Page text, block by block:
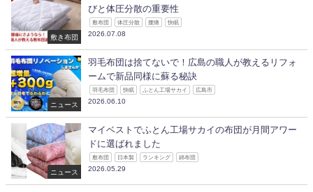
敷き布団
びと体圧分散の重要性
敷布団 体圧分散 腰痛 快眠
2026.07.08
ニュース
羽毛布団は捨てないで！広島の職人が教えるリフォ
ームで新品同様に蘇る秘訣
羽毛布団 快眠 ふとん工場サカイ 広島市
2026.06.10
ニュース
マイベストでふとん工場サカイの布団が月間アワー
ドに選ばれました
敷布団 日本製 ランキング 綿布団
2026.05.29